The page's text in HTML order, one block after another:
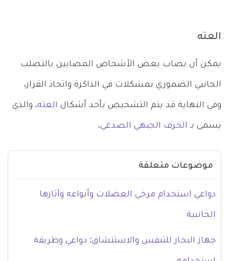
العته
يمكن أن يصاب بعض الأشخاص المصابين بالتصلب
الجانبي الضموري بمشكلات في الذاكرة واتخاذ القرار،
وفي النهاية قد يتم التشخيص بأحد أشكال العته، والذي
يسمى بـ الخرف الجبهي الصدغي.
موضوعات متعلقة
دواعي استخدام مرخي العضلات وأنواعه وآثارها
الجانبية
جهاز البخار للتنفس والاستنشاق: دواعي وطريقة